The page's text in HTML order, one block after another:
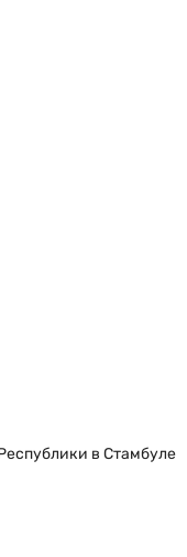
в Стамбуле